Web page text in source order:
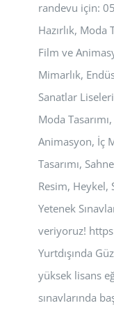
randevu için:
Hazırlık, Moda
Film ve
Mimarlık,
Sanatlar
Moda
Animasyon, İç
Tasarımı,
Resim,
Yetenek
veriyoruz!
Yurtdışında
yüksek lisans
sınavlarında